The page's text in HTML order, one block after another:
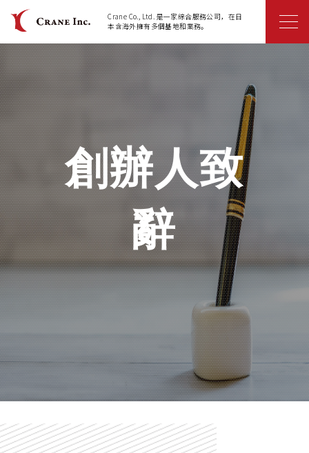
Crane Co., Ltd. 是一家綜合服務公司，在日
本含海外擁有多個基地和業務。
創辦人致
辭